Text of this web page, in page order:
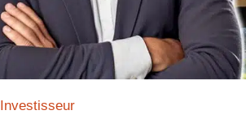
Investisseur